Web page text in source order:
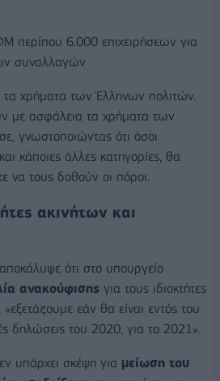
περίπου 6.000 επιχειρήσεων για
συναλλαγών
τα χρήματα των Έλληνων πολιτών.
με ασφάλεια τα χρήματα των
γνωστοποιώντας ότι όσοι
κάποιες άλλες κατηγορίες, θα
να τους δοθούν οι πόροι.
ακινήτων και
ότι στο υπουργείο
ανακούφισης για τους ιδιοκτήτες
εάν θα είναι εντός του
δηλώσεις του 2020, για το 2021».
υπάρχει σκέψη για μείωση του